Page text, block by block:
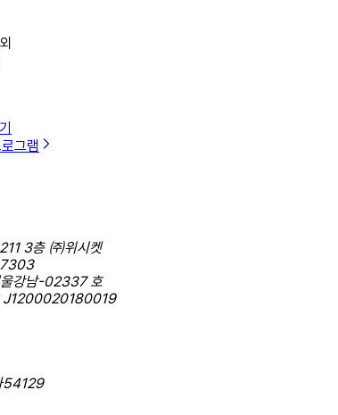
그램
3층 ㈜위시켓
강남-02337 호
: J1200020180019
54129